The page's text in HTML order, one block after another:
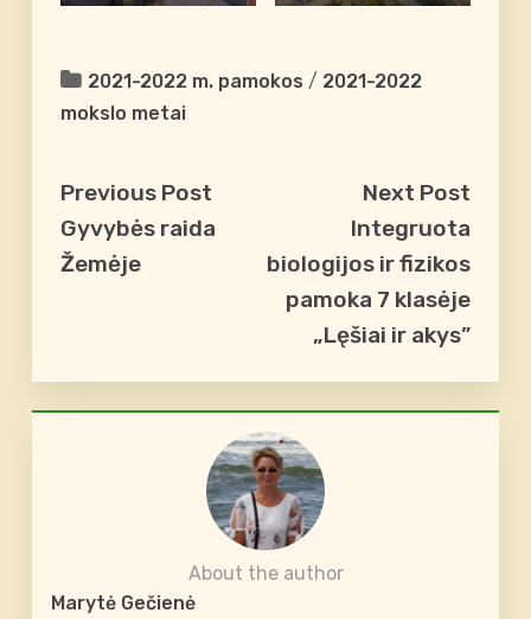
2021-2022 m. pamokos / 2021-2022
mokslo metai
Previous Post
Gyvybės raida
Žemėje
Next Post
Integruota
biologijos ir fizikos
pamoka 7 klasėje
„Lęšiai ir akys”
About the author
Marytė Gečienė